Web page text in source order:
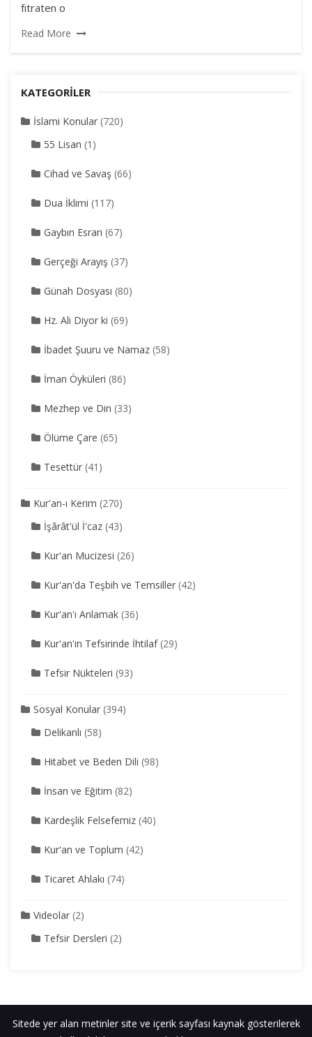
fıtraten o
Read More
KATEGORILER
İslami Konular (720)
55 Lisan (1)
Cihad ve Savaş (66)
Dua İklimi (117)
Gaybın Esrarı (67)
Gerçeği Arayış (37)
Günah Dosyası (80)
Hz. Ali Diyor ki (69)
İbadet Şuuru ve Namaz (58)
İman Öyküleri (86)
Mezhep ve Din (33)
Ölüme Çare (65)
Tesettür (41)
Kur'an-ı Kerim (270)
İşârât'ül İ'caz (43)
Kur'an Mucizesi (26)
Kur'an'da Teşbih ve Temsiller (42)
Kur'an'ı Anlamak (36)
Kur'an'ın Tefsirinde İhtilaf(29)
Tefsir Nükteleri (93)
Sosyal Konular (394)
Delikanlı (58)
Hitabet ve Beden Dili (98)
İnsan ve Eğitim (82)
Kardeşlik Felsefemiz (40)
Kur'an ve Toplum (42)
Ticaret Ahlakı (74)
Videolar (2)
Tefsir Dersleri (2)
Sitede yer alan metinler site ve içerik sayfası kaynak gösterilerek